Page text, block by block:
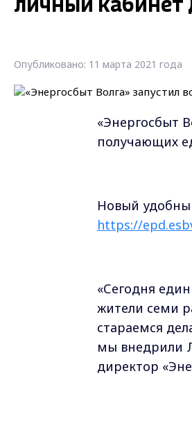
личный кабинет
Опубликовано: 11 марта 2021 года
«Энергосбыт
получающих
Новый
https://
«Сегодня
жители семи
стараемся
мы внедрили
директор